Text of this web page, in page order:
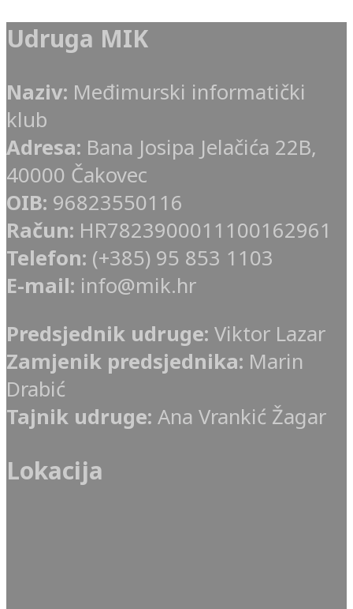
Udruga MIK
Naziv: Međimurski informatički
klub
Adresa: Bana Josipa Jelačića 22B,
40000 Čakovec
OIB: 96823550116
Račun: HR7823900011100162961
Telefon: (+385) 95 853 1103
E-mail: info@mik.hr
Predsjednik udruge: Viktor Lazar
Zamjenik predsjednika: Marin
Drabić
Tajnik udruge: Ana Vrankić Žagar
Lokacija